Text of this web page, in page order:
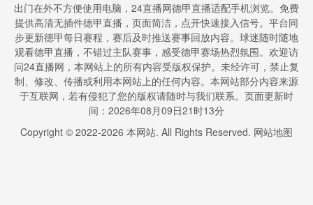
出门在外不方便使用电脑，24直播网德甲直播适配手机浏览。免费
提供高清无插件德甲直播，页面简洁，点开快速接入信号。平台同
步更新德甲每日赛程，赛后及时推送赛事回放内容。球迷随时随地
观看德甲直播，不错过主队赛事，感受德甲赛场热烈氛围。欢迎访
问24直播网，本网站上的所有内容受版权保护。未经许可，禁止复
制、修改、传播或利用本网站上的任何内容。本网站部分内容来源
于互联网，若有侵犯了您的版权请随时与我们联系。页面更新时
间：2026年08月09日21时13分
Copyright © 2022-2026 本网站. All Rights Reserved. 网站地图